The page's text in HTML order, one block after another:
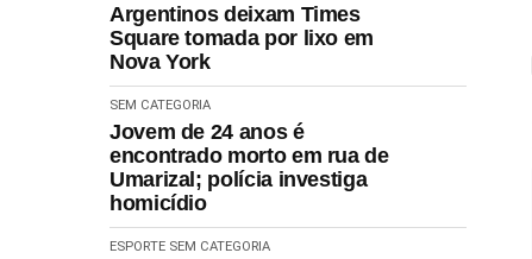
Argentinos deixam Times
Square tomada por lixo em
Nova York
SEM CATEGORIA
Jovem de 24 anos é
encontrado morto em rua de
Umarizal; polícia investiga
homicídio
ESPORTE SEM CATEGORIA